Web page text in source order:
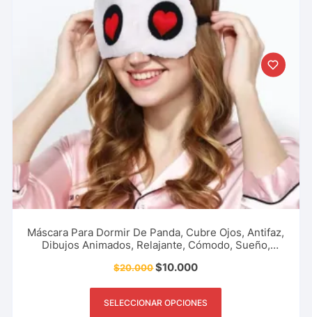
Máscara Para Dormir De Panda, Cubre Ojos, Antifaz,
Dibujos Animados, Relajante, Cómodo, Sueño,
$20.000$10.000
SELECCIONAR OPCIONES